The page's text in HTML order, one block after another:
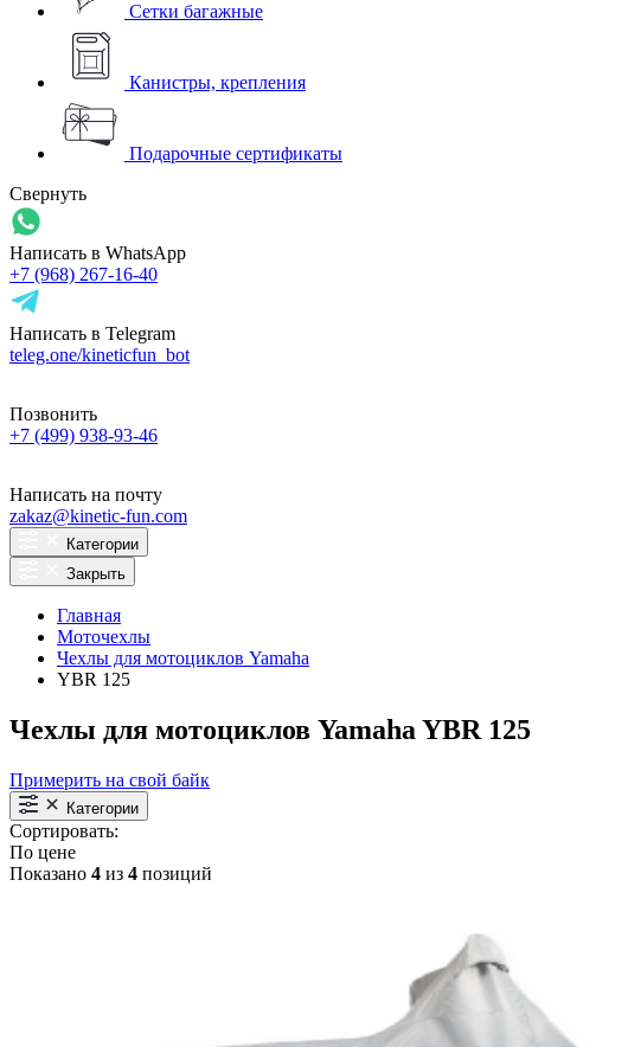
Сетки багажные
Канистры, крепления
Подарочные сертификаты
Свернуть
Написать в WhatsApp
+7 (968) 267-16-40
Написать в Telegram
teleg.one/kineticfun_bot
Позвонить
+7 (499) 938-93-46
Написать на почту
zakaz@kinetic-fun.com
Категории
Закрыть
Главная
Моточехлы
Чехлы для мотоциклов Yamaha
YBR 125
Чехлы для мотоциклов Yamaha YBR 125
Примерить на свой байк
Категории
Сортировать:
По цене
Показано 4 из 4 позиций